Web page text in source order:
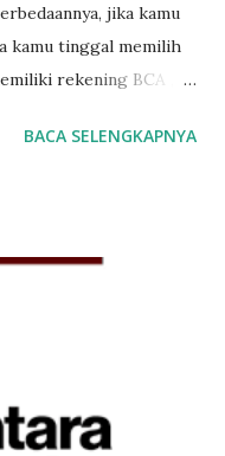
jika kamu
kamu tinggal memilih
rekening BCA ,
Phillip Sekuritas
satu keunggulan jika
rekening Bank
BACA SELENGKAPNYA